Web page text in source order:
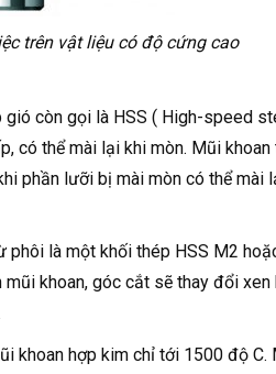
trên vật liệu có độ cứng cao
gió còn gọi là HSS ( High-speed
có thể mài lại khi mòn. Mũi
phần lưỡi bị mài mòn có thể mài
là một khối thép HSS M2
khoan, góc cắt sẽ thay đổi
khoan hợp kim chỉ tới 1500 độ C.